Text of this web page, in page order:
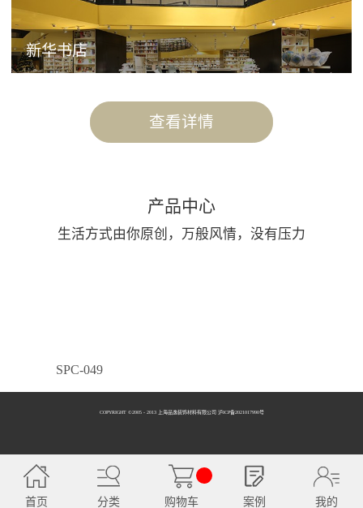
新华书店
查看详情
产品中心
生活方式由你原创，万般风情，没有压力
SPC-049
SPC-050
COPYRIGHT ©2005 - 2013 上海品逸装饰材料有限公司 泸ICP备2021017990号
首页 分类 购物车 案例 我的